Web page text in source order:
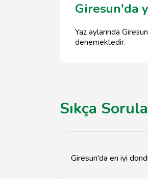
Giresun'da
Yaz aylarında
denemektedir.
Sıkça
Giresun'da en iyi